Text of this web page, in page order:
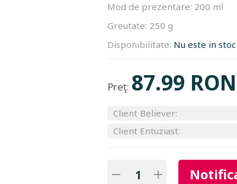
Mod de prezentare: 200 ml
Greutate: 250 g
Disponibilitate: Nu este in stoc
Preţ: 87.99 RON
Client Believer:
Client Entuziast: